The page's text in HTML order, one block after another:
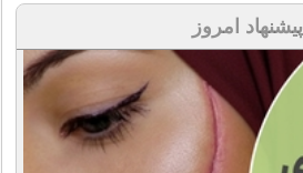
پیشنهاد امروز